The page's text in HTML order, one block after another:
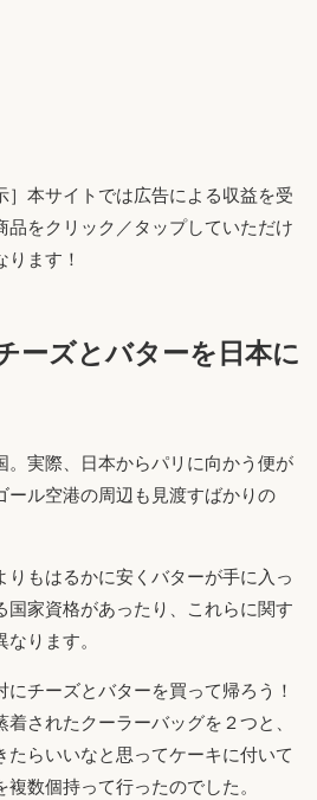
］本サイトでは広告による収益を受
品をクリック／タップしていただけ
ます！
ーズとバターを日本に
。実際、日本からパリに向かう便が
ール空港の周辺も見渡すばかりの
りもはるかに安くバターが手に入っ
国家資格があったり、これらに関す
ります。
チーズとバターを買って帰ろう！
されたクーラーバッグを２つと、
たらいいなと思ってケーキに付いて
数個持って行ったのでした。